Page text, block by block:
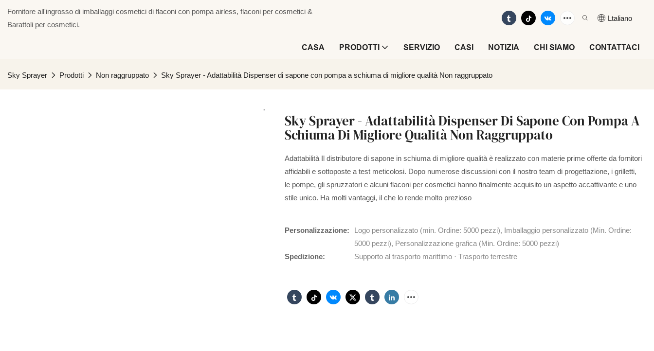
Fornitore all'ingrosso di imballaggi cosmetici di flaconi con pompa airless, flaconi per cosmetici &
Barattoli per cosmetici.
Ltaliano
CASA PRODOTTI SERVIZIO CASI NOTIZIA CHI SIAMO CONTATTACI
Sky Sprayer Prodotti Non raggruppato Sky Sprayer - Adattabilità Dispenser di sapone con pompa a schiuma di migliore qualità Non raggruppato
Sky Sprayer - Adattabilità Dispenser Di Sapone Con Pompa A
Schiuma Di Migliore Qualità Non Raggruppato
Adattabilità Il distributore di sapone in schiuma di migliore qualità è realizzato con materie prime offerte da fornitori
affidabili e sottoposte a test meticolosi. Dopo numerose discussioni con il nostro team di progettazione, i grilletti,
le pompe, gli spruzzatori e alcuni flaconi per cosmetici hanno finalmente acquisito un aspetto accattivante e uno
stile unico. Ha molti vantaggi, il che lo rende molto prezioso
Personalizzazione:
Logo personalizzato (min. Ordine: 5000 pezzi), Imballaggio personalizzato (Min. Ordine:
5000 pezzi), Personalizzazione grafica (Min. Ordine: 5000 pezzi)
Spedizione:
Supporto al trasporto marittimo · Trasporto terrestre